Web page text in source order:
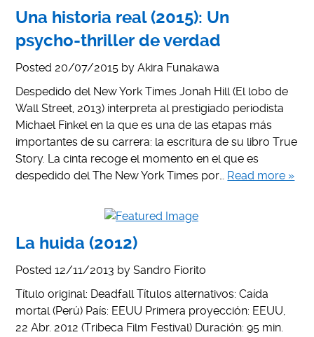
Una historia real (2015): Un
psycho-thriller de verdad
Posted 20/07/2015 byAkira Funakawa
Despedido del New York Times Jonah Hill (El lobo de
Wall Street, 2013) interpreta al prestigiado periodista
Michael Finkel en la que es una de las etapas más
importantes de su carrera: la escritura de su libro True
Story. La cinta recoge el momento en el que es
despedido del The New York Times por… Read more »
La huida (2012)
Posted12/11/2013 bySandro Fiorito
Título original: Deadfall Títulos alternativos: Caída
mortal (Perú) País: EEUU Primera proyección: EEUU,
22 Abr. 2012 (Tribeca Film Festival) Duración: 95 min.